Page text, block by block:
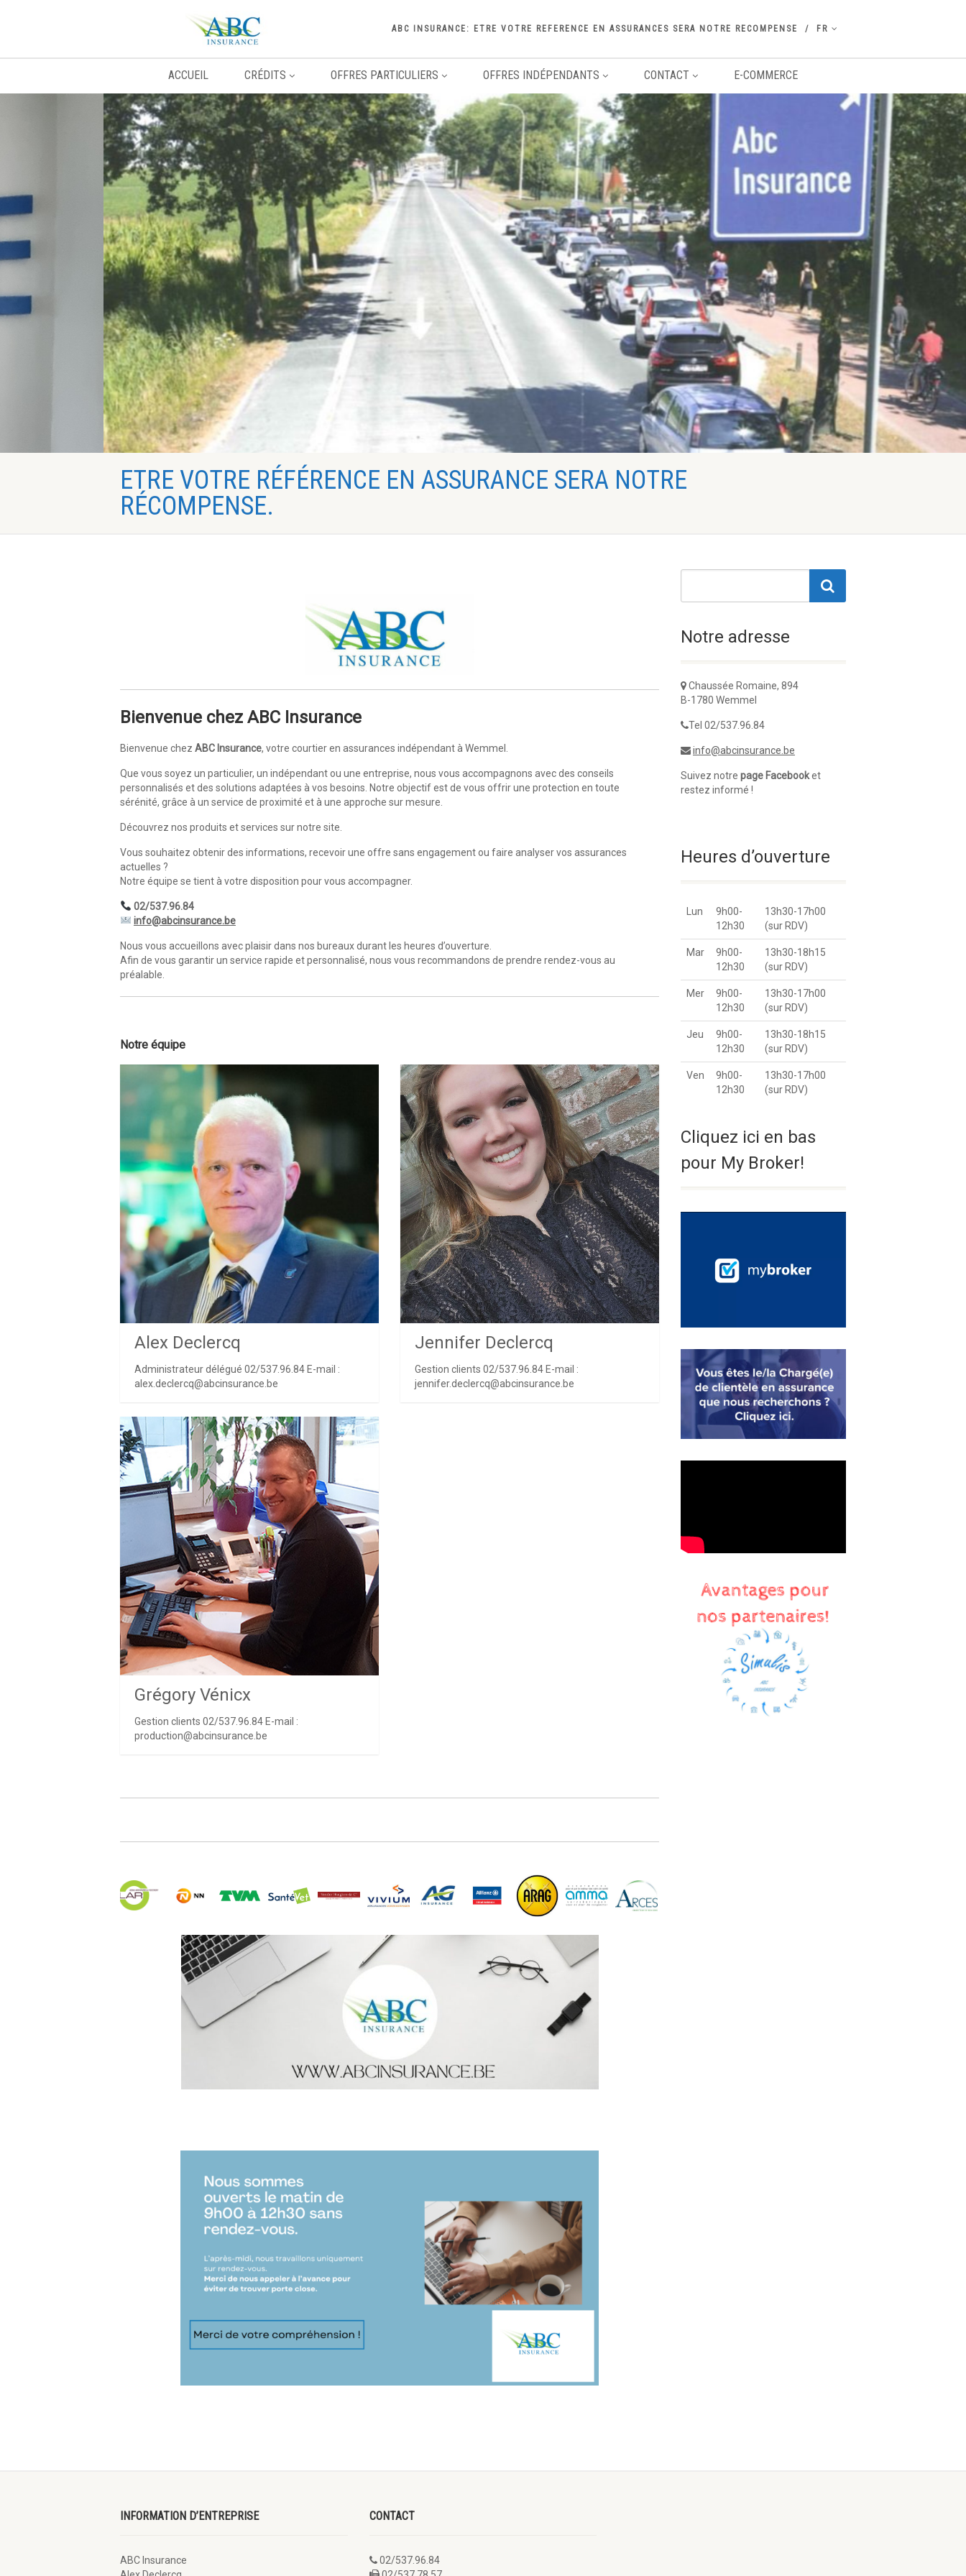
ABC INSURANCE: ETRE VOTRE REFERENCE EN ASSURANCES SERA NOTRE RECOMPENSE FR
ACCUEIL CRÉDITS OFFRES PARTICULIERS OFFRES INDÉPENDANTS CONTACT E-COMMERCE
ETRE VOTRE RÉFÉRENCE EN ASSURANCE SERA NOTRE
RÉCOMPENSE.
Bienvenue chez ABC Insurance
Bienvenue chez ABC Insurance, votre courtier en assurances indépendant à Wemmel.
Que vous soyez un particulier, un indépendant ou une entreprise, nous vous accompagnons avec des conseils
personnalisés et des solutions adaptées à vos besoins. Notre objectif est de vous offrir une protection en toute
sérénité, grâce à un service de proximité et à une approche sur mesure.
Découvrez nos produits et services sur notre site.
Vous souhaitez obtenir des informations, recevoir une offre sans engagement ou faire analyser vos assurances
actuelles ?
Notre équipe se tient à votre disposition pour vous accompagner.
02/537.96.84
info@abcinsurance.be
Nous vous accueillons avec plaisir dans nos bureaux durant les heures d’ouverture.
Afin de vous garantir un service rapide et personnalisé, nous vous recommandons de prendre rendez-vous au
préalable.
Notre équipe
Alex Declercq
Administrateur délégué 02/537.96.84 E-mail :
alex.declercq@abcinsurance.be
Jennifer Declercq
Gestion clients 02/537.96.84 E-mail :
jennifer.declercq@abcinsurance.be
Grégory Vénicx
Gestion clients 02/537.96.84 E-mail :
production@abcinsurance.be
Notre adresse
Chaussée Romaine, 894
B-1780 Wemmel
Tel 02/537.96.84
info@abcinsurance.be
Suivez notre page Facebooket
restez informé !
Heures d’ouverture
Lun
9h00-
12h30
13h30-17h00
(sur RDV)
Mar
9h00-
12h30
13h30-18h15
(sur RDV)
Mer
9h00-
12h30
13h30-17h00
(sur RDV)
Jeu
9h00-
12h30
13h30-18h15
(sur RDV)
Ven
9h00-
12h30
13h30-17h00
(sur RDV)
Cliquez ici en bas
pour My Broker!
INFORMATION D’ENTREPRISE
ABC Insurance
CONTACT
02/537.96.84